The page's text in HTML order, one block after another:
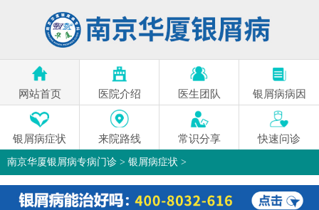
网站首页 医院介绍 医生团队 银屑病病因
银屑病症状 来院路线 常识分享 快速问诊
南京华厦银屑病专病门诊 > 银屑病症状 >